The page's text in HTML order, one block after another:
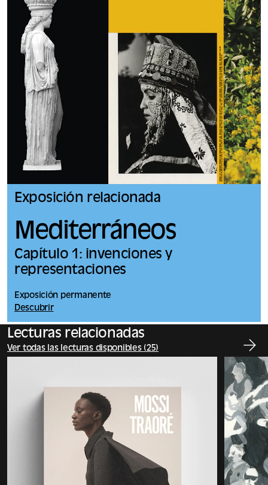
Exposición relacionada
Mediterráneos
Capítulo 1: invenciones y
representaciones
Exposición permanente
Descubrir
Lecturas relacionadas
Ver todas las lecturas disponibles (25)